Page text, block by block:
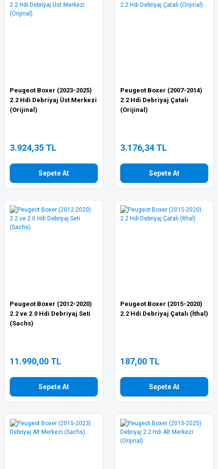
Peugeot Boxer (2023-2025)
2.2 Hdi Debriyaj Üst Merkezi
(Orijinal)
3.924,35 TL
Sepete At
Peugeot Boxer (2007-2014)
2.2 Hdi Debriyaj Çatalı
(Orijinal)
3.176,34 TL
Sepete At
Peugeot Boxer (2012-2020)
2.2 ve 2.0 Hdi Debriyaj Seti
(Sachs)
11.990,00 TL
Sepete At
Peugeot Boxer (2015-2020)
2.2 Hdi Debriyaj Çatalı (İthal)
187,00 TL
Sepete At